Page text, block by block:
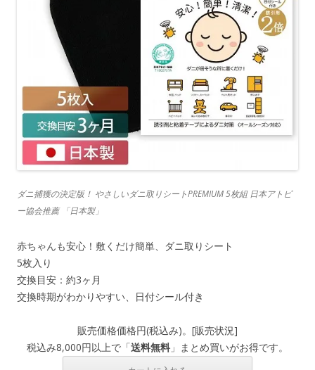
ダニ捕獲の決定版！ やさしいダニ取りシートPREMIUM 5枚組 日本アトピ
ー協会推薦 「日本製」
赤ちゃんも安心！敷くだけ簡単、ダニ取りシート
5枚入り
交換目安：約3ヶ月
交換時期がわかりやすい、日付シール付き
販売価格価格円(税込み)。[販売状況]
税込み8,000円以上で「送料無料 」まとめ買いがお得です。